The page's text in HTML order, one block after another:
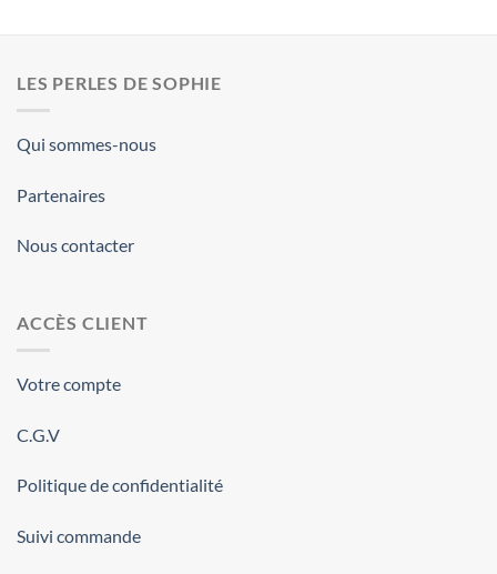
LES PERLES DE SOPHIE
Qui sommes-nous
Partenaires
Nous contacter
ACCÈS CLIENT
Votre compte
C.G.V
Politique de confidentialité
Suivi commande